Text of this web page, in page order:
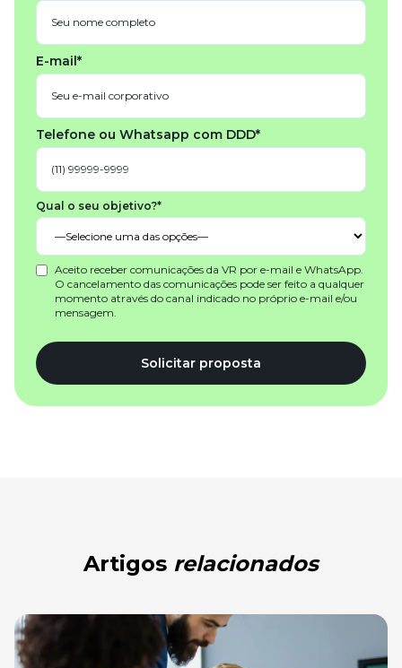
E-mail*
Telefone ou Whatsapp com DDD*
Qual o seu objetivo?*
Aceito receber comunicações da VR por e-mail e WhatsApp.
O cancelamento das comunicações pode ser feito a qualquer
momento através do canal indicado no próprio e-mail e/ou
mensagem.
Solicitar proposta
Artigos relacionados